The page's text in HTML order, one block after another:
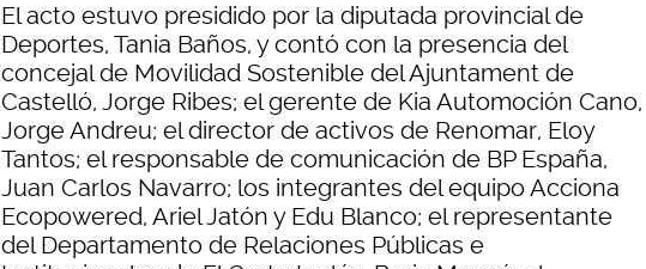
El acto estuvo presidido por la diputada provincial de
Deportes, Tania Baños, y contó con la presencia del
concejal de Movilidad Sostenible del Ajuntament de
Castelló, Jorge Ribes; el gerente de Kia Automoción Cano,
Jorge Andreu; el director de activos de Renomar, Eloy
Tantos; el responsable de comunicación de BP España,
Juan Carlos Navarro; los integrantes del equipo Acciona
Ecopowered, Ariel Jatón y Edu Blanco; el representante
del Departamento de Relaciones Públicas e